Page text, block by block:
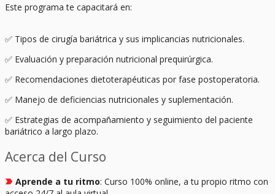
Este programa te capacitará en:
✅ Tipos de cirugía bariátrica y sus implicancias nutricionales.
✅ Evaluación y preparación nutricional prequirúrgica.
✅ Recomendaciones dietoterapéuticas por fase postoperatoria.
✅ Manejo de deficiencias nutricionales y suplementación.
✅ Estrategias de acompañamiento y seguimiento del paciente
bariátrico a largo plazo.
Acerca del Curso
Aprende a tu ritmo: Curso 100% online, a tu propio ritmo con